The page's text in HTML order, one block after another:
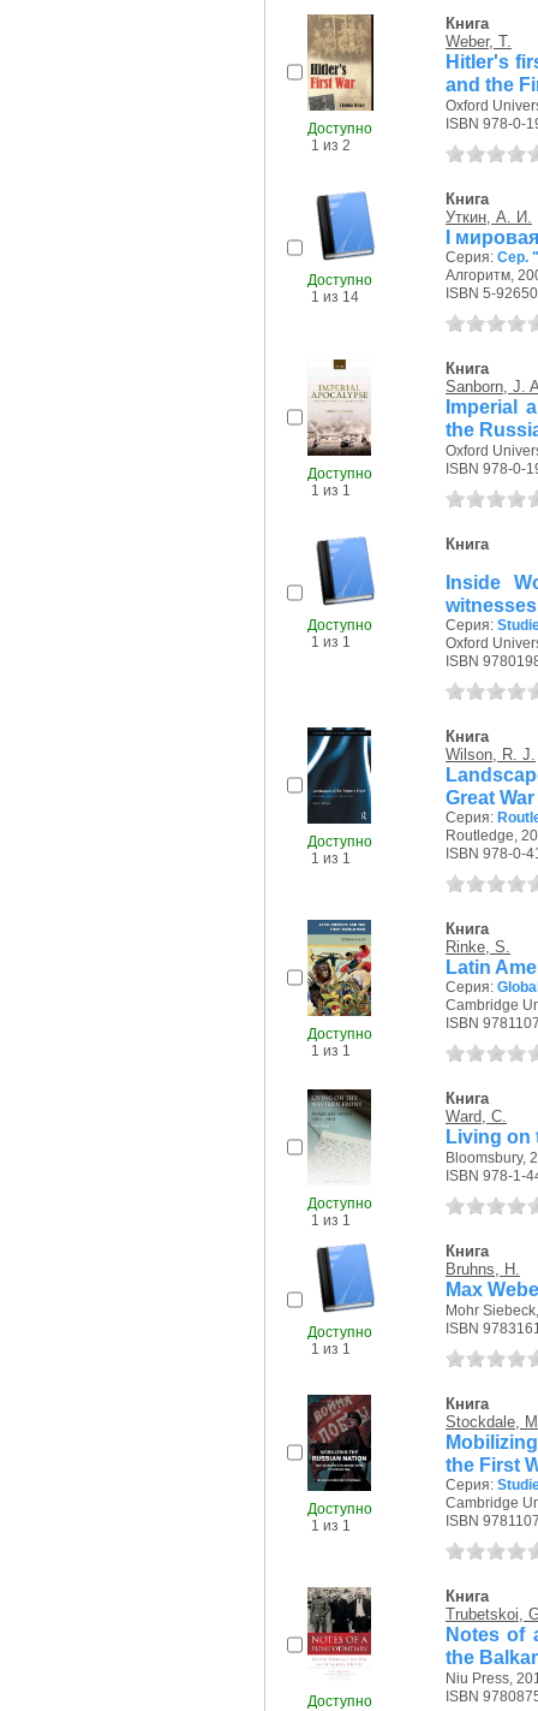
Доступно
1 из 2
Книга
Weber, T.
Hitler's
and the
Oxford
ISBN 978-0-
Доступно
1 из 14
Книга
Уткин, А. И.
I
Серия: Сер.
Алгоритм,
ISBN 5-
Доступно
1 из 1
Книга
Sanborn, J.
Imperial
the
Oxford
ISBN 978-0-
Доступно
1 из 1
Книга
Inside
witnesses
Серия:
Oxford
ISBN
Доступно
1 из 1
Книга
Wilson, R. J.
Great War
Серия:
Routledge,
ISBN 978-0-
Доступно
1 из 1
Книга
Rinke, S.
Latin
Серия:
Cambridge
ISBN
Доступно
1 из 1
Книга
Ward, C.
Living on
Bloomsbury,
ISBN 978-1-
Доступно
1 из 1
Книга
Bruhns, H.
Max
Mohr
ISBN
Доступно
1 из 1
Книга
Stockdale,
the First
Серия:
Cambridge
ISBN
Доступно
Книга
Trubetskoi,
Notes of
the
Niu Press,
ISBN